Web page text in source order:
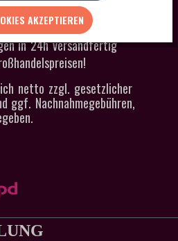
300 € Bestellwert
in 24h versandfertig
netto zzgl. gesetzlicher
ggf. Nachnahmegebühren,
AKZEPTIEREN